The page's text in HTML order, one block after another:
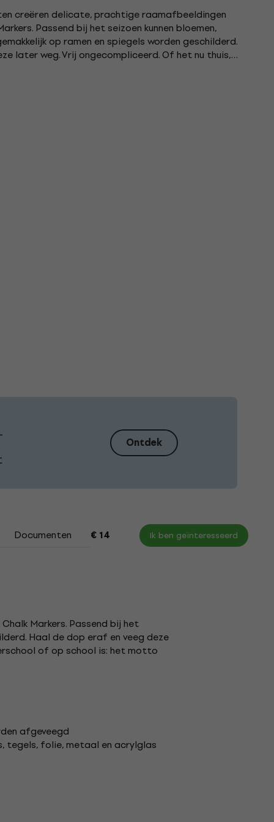
creëren delicate, prachtige raamafbeeldingen
Passend bij het seizoen kunnen bloemen,
op ramen en spiegels worden geschilderd.
later weg. Vrij ongecompliceerd. Of het nu thuis,
Ontdek
Documenten € 14 Ik ben geïnteresseerd
Markers. Passend bij het
Haal de dop eraf en veeg deze
of op school is: het motto
afgeveegd
tegels, folie, metaal en acrylglas